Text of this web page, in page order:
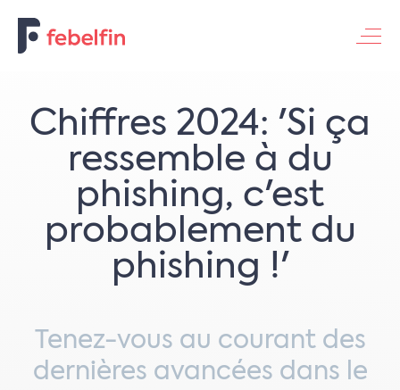
Chiffres 2024: '​​Si ça
ressemble à du
phishing, c'est
probablement du
phishing !'
Tenez-vous au courant des
dernières avancées dans le